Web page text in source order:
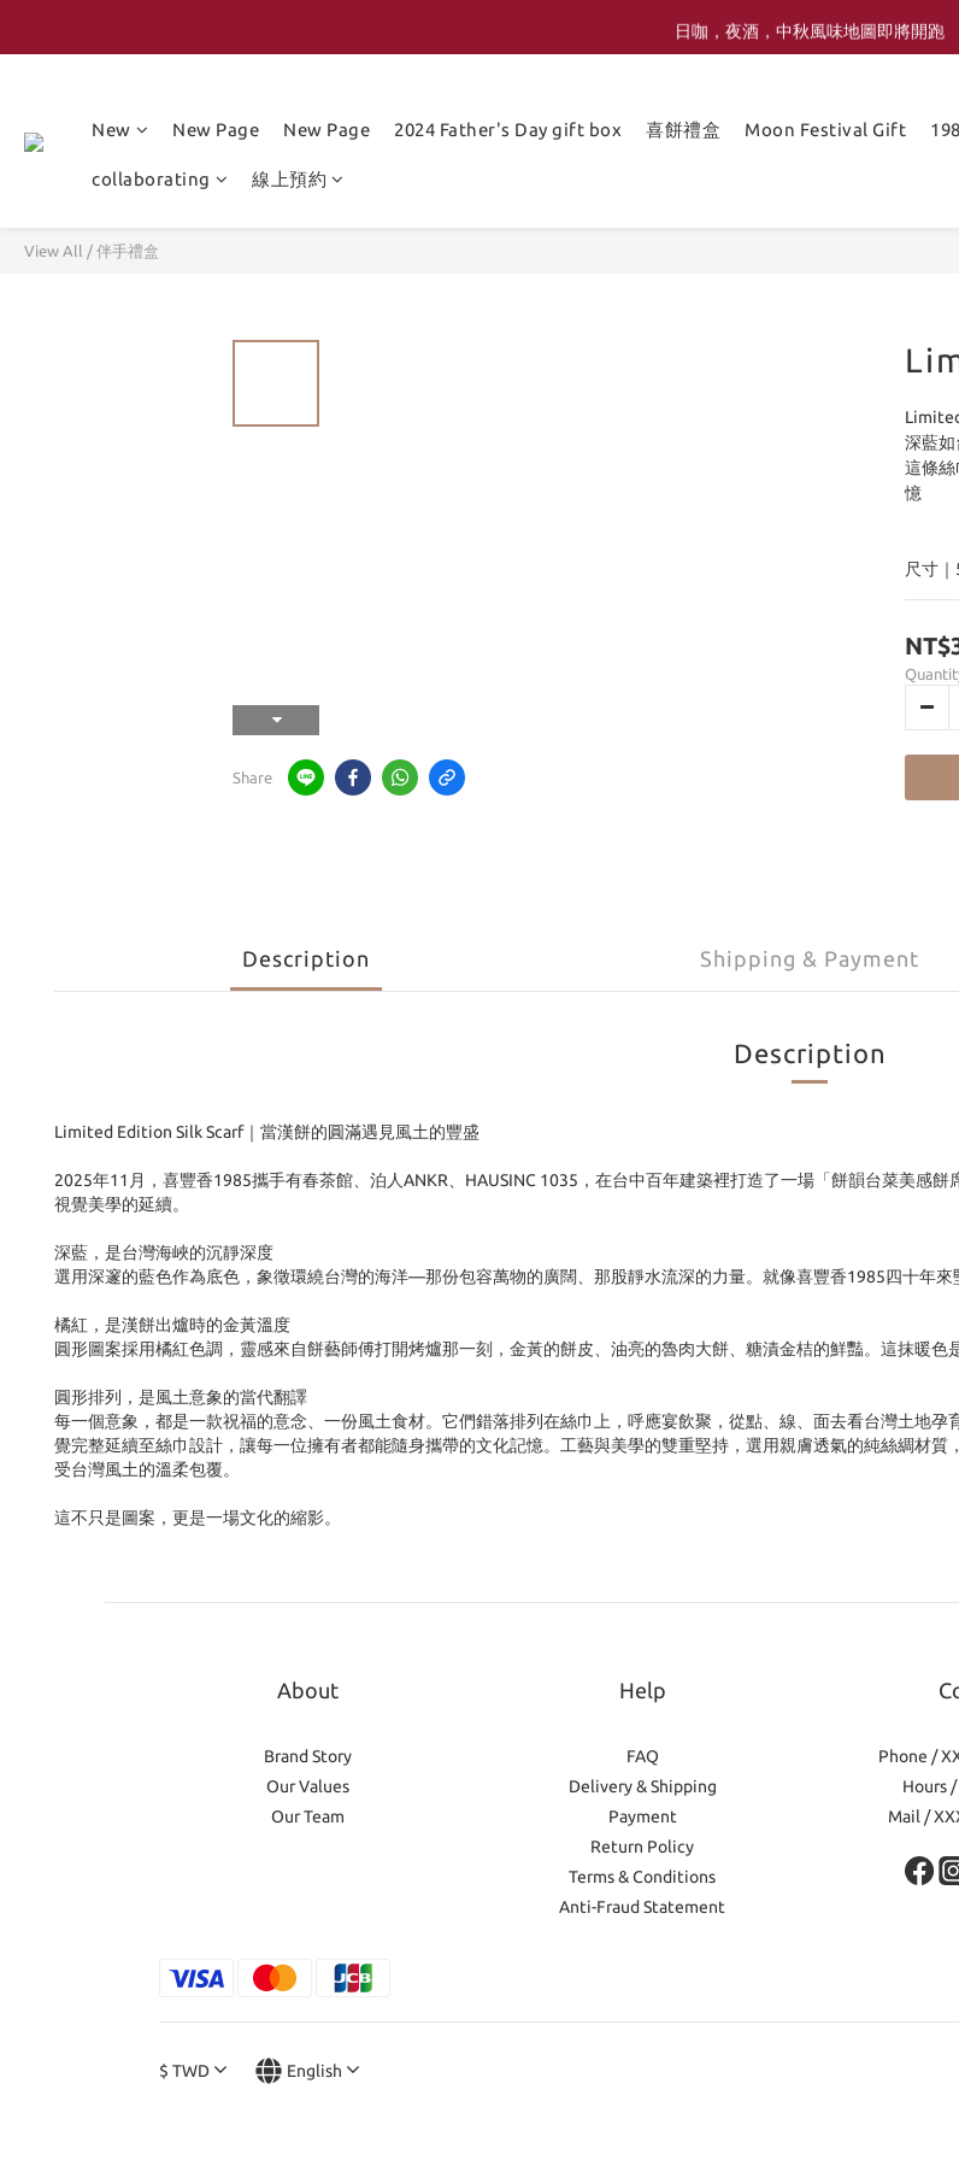
喜豐香1985 × 薑薑小姐花藝工作室｜登記日系列 手捧
日咖，夜酒，中秋風味地圖即將開跑
New New Page New Page 2024 Father's Day gift box 喜餅禮盒 Moon Festival Gift
collaborating 線上預約
View All / 伴手禮盒
Share
深藍
這條
憶
尺寸
Description Shipping & Payment
Description
Limited Edition Silk Scarf｜ 當漢餅的圓滿遇見風土的豐盛
2025年11月，喜豐香1985攜手有春茶館、泊人ANKR、HAUSINC 1035，在台中百年建築裡打造了一場「餅韻台菜美感
視覺美學的延續。
深藍，是台灣海峽的沉靜深度
選用深邃的藍色作為底色，象徵環繞台灣的海洋—那份包容萬物的廣闊、那股靜水流深的力量。就像喜豐香1985四十年來
橘紅，是漢餅出爐時的金黃溫度
圓形圖案採用橘紅色調，靈感來自餅藝師傅打開烤爐那一刻，金黃的餅皮、油亮的魯肉大餅、糖漬金桔的鮮豔。這抹暖色
圓形排列，是風土意象的當代翻譯
每一個意象，都是一款祝福的意念、一份風土食材。它們錯落排列在絲巾上，呼應宴飲聚，從點、線、面去看台灣土地
覺完整延續至絲巾設計，讓每一位擁有者都能隨身攜帶的文化記憶。工藝與美學的雙重堅持，選用親膚透氣的純絲綢材
受台灣風土的溫柔包覆。
這不只是圖案，更是一場文化的縮影。
About
Brand Story
Our Values
Our Team
Help
FAQ
Delivery & Shipping
Payment
Return Policy
Terms & Conditions
Anti-Fraud Statement
Phone /
Hours
Mail /
$ TWD English